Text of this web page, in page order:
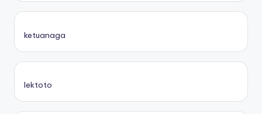
ketuanaga
lektoto